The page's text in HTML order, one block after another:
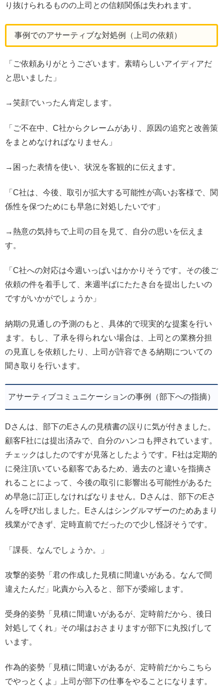
り抜けられるものの上司との信頼関係は失われます。
事例でのアサーティブな対処例（上司の依頼）
「ご依頼ありがとうございます。素晴らしいアイディアだ
と思いました」
→笑顔でいったん肯定します。
「ご不在中、C社からクレームがあり、原因の追究と改善策
をまとめなければなりません」
→困った表情を使い、状況を客観的に伝えます。
「C社は、今後、取引が拡大する可能性が高いお客様で、関
係性を保つためにも早急に対処したいです」
→熱意の気持ちで上司の目を見て、自分の思いを伝えま
す。
「C社への対応は今週いっぱいはかかりそうです。その後ご
依頼の件を着手して、来週半ばにたたき台を提出したいの
ですがいかがでしょうか」
納期の見通しの予測のもと、具体的で現実的な提案を行い
ます。もし、了承を得られない場合は、上司との業務分担
の見直しを依頼したり、上司が許容できる納期についての
聞き取りを行います。
アサーティブコミュニケーションの事例（部下への指摘）
Dさんは、部下のEさんの見積書の誤りに気が付きました。
顧客F社には提出済みで、自分のハンコも押されています。
チェックはしたのですが見落としたようです。F社は定期的
に発注頂いている顧客であるため、過去のと違いを指摘さ
れることによって、今後の取引に影響出る可能性があるた
め早急に訂正しなければなりません。Dさんは、部下のEさ
んを呼び出しました。Eさんはシングルマザーのためあまり
残業ができず、定時直前でだったので少し怪訝そうです。
「課長、なんでしょうか。」
攻撃的姿勢「君の作成した見積に間違いがある。なんで間
違えたんだ」叱責から入ると、部下が委縮します。
受身的姿勢「見積に間違いがあるが、定時前だから、後日
対処してくれ」その場はおさまりますが部下に丸投げして
います。
作為的姿勢「見積に間違いがあるが、定時前だからこちら
でやっとくよ」上司が部下の仕事をやることになります。